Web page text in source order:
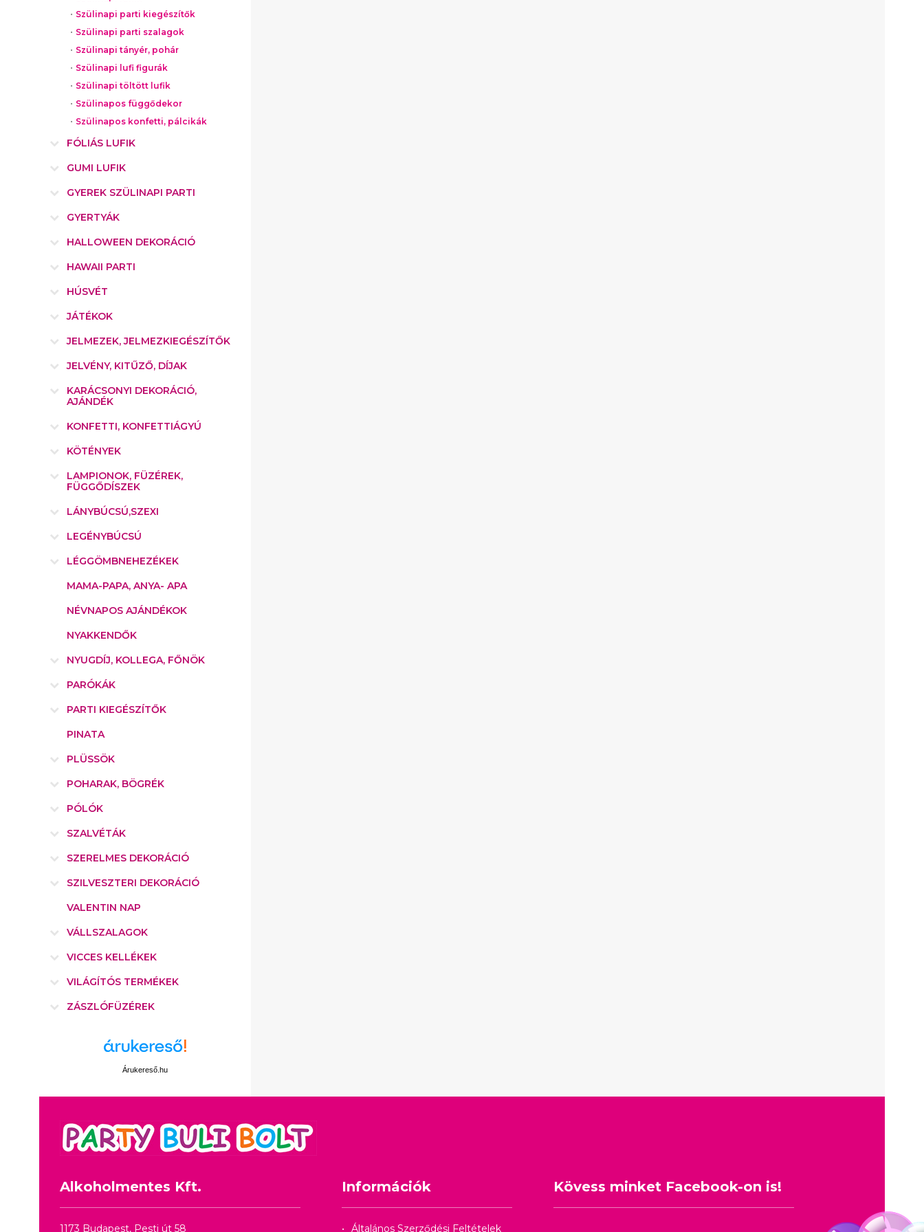
Szülinapi parti kiegészítők
Szülinapi parti szalagok
Szülinapi tányér, pohár
Szülinapi lufi figurák
Szülinapi töltött lufik
Szülinapos függődekor
Szülinapos konfetti, pálcikák
FÓLIÁS LUFIK
GUMI LUFIK
GYEREK SZÜLINAPI PARTI
GYERTYÁK
HALLOWEEN DEKORÁCIÓ
HAWAII PARTI
HÚSVÉT
JÁTÉKOK
JELMEZEK, JELMEZKIEGÉSZÍTŐK
JELVÉNY, KITŰZŐ, DÍJAK
KARÁCSONYI DEKORÁCIÓ,
AJÁNDÉK
KONFETTI, KONFETTIÁGYÚ
KÖTÉNYEK
LAMPIONOK, FÜZÉREK,
FÜGGŐDÍSZEK
LÁNYBÚCSÚ,SZEXI
LEGÉNYBÚCSÚ
LÉGGÖMBNEHEZÉKEK
MAMA-PAPA, ANYA- APA
NÉVNAPOS AJÁNDÉKOK
NYAKKENDŐK
NYUGDÍJ, KOLLEGA, FŐNÖK
PARÓKÁK
PARTI KIEGÉSZÍTŐK
PINATA
PLÜSSÖK
POHARAK, BÖGRÉK
PÓLÓK
SZALVÉTÁK
SZERELMES DEKORÁCIÓ
SZILVESZTERI DEKORÁCIÓ
VALENTIN NAP
VÁLLSZALAGOK
VICCES KELLÉKEK
VILÁGÍTÓS TERMÉKEK
ZÁSZLÓFÜZÉREK
Árukereső.hu
Alkoholmentes Kft.
1173 Budapest, Pesti út 58
Információk
Általános Szerződési Feltételek
Kövess minket Facebook-on is!